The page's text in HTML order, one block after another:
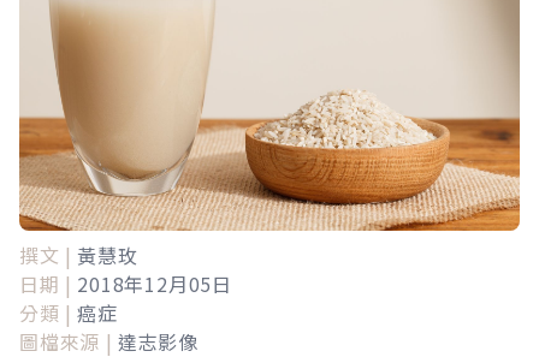
撰文 | 黃慧玫
日期 | 2018年12月05日
分類 | 癌症
圖檔來源 | 達志影像